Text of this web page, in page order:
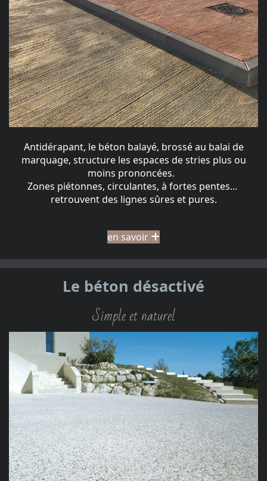
Antidérapant, le béton balayé, brossé au balai de
marquage, structure les espaces de stries plus ou
moins prononcées.
Zones piétonnes, circulantes, à fortes pentes...
retrouvent des lignes sûres et pures.
en savoir
Le béton désactivé
Simple et naturel